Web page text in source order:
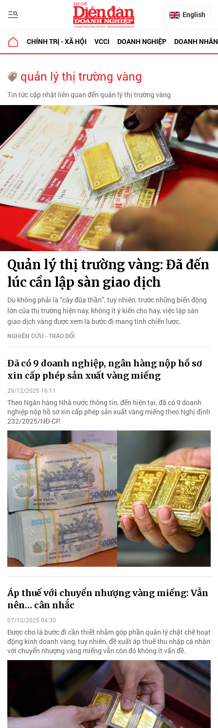
English
CHÍNH TRỊ - XÃ HỘI VCCI DOANH NGHIỆP DOANH NHÂN
quản lý thị trường vàng
Tin tức cập nhật liên quan đến quản lý thị trường vàng
Quản lý thị trường vàng: Đã đến
lúc cần lập sàn giao dịch
Dù không phải là “cây đũa thần”, tuy nhiên, trước những biến động
lớn của thị trường hiện nay, không ít ý kiến cho hay, việc lập sàn
giao dịch vàng được xem là bước đi mang tính chiến lược.
NGHIÊN CỨU - TRAO ĐỔI
Đã có 9 doanh nghiệp, ngân hàng nộp hồ sơ
xin cấp phép sản xuất vàng miếng
29/12/2025 16:11
Theo Ngân hàng Nhà nước thông tin, đến hiện tại, đã có 9 doanh
nghiệp nộp hồ sơ xin cấp phép sản xuất vàng miếng theo Nghị định
232/2025/NĐ-CP.
Áp thuế với chuyển nhượng vàng miếng: Vẫn
nên… cân nhắc
07/12/2025 04:30
Được cho là bước đi cần thiết nhằm góp phần quản lý chặt chẽ hoạt
động kinh doanh vàng, tuy nhiên, đề xuất áp thuế thu nhập cá nhân
với chuyển nhượng vàng miếng vẫn còn đó không ít vấn đề.